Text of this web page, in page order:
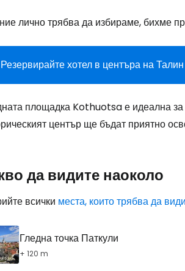
лично трябва да избираме, бихме
Резервирайте хотел в центъра на Талин
площадка Kothuotsa е идеална за
център ще бъдат приятно
да видите наоколо
всички места, които трябва да
Гледна точка Паткули
+ 120 m
... световната